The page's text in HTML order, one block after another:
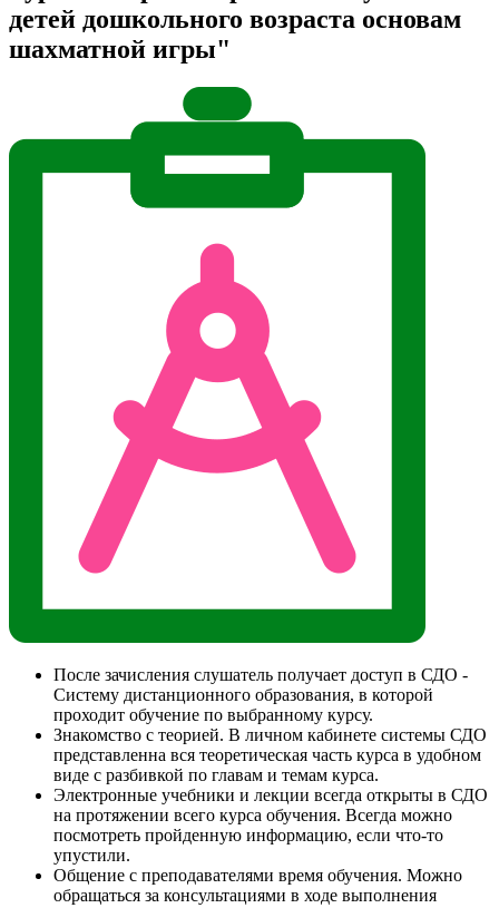
детей дошкольного возраста основам
шахматной игры"
После зачисления слушатель получает доступ в СДО -
Систему дистанционного образования, в которой
проходит обучение по выбранному курсу.
Знакомство с теорией. В личном кабинете системы СДО
представленна вся теоретическая часть курса в удобном
виде с разбивкой по главам и темам курса.
Электронные учебники и лекции всегда открыты в СДО
на протяжении всего курса обучения. Всегда можно
посмотреть пройденную информацию, если что-то
упустили.
Общение с преподавателями время обучения. Можно
обращаться за консультациями в ходе выполнения